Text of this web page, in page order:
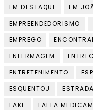
EM DESTAQUE
EM
EMPREENDEDORISMO
EMPREGO
ENFERMAGEM
ENTRETENIMENTO
ESQUENTOU
FAKE
FALTA